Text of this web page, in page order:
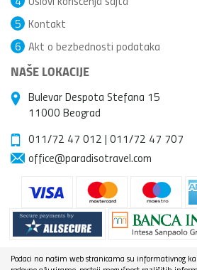
Kontakt
5
Akt o bezbednosti podataka
6
NAŠE LOKACIJE
Bulevar Despota Stefana 15
11000 Beograd
011/72 47 012 | 011/72 47 707
office@paradisotravel.com
Podaci na našim web stranicama su informativnog